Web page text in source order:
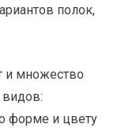
полок,
и множество
форме и цвету